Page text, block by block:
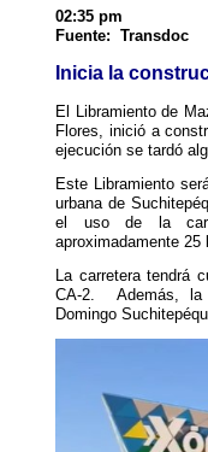
02:35 pm
Fuente: Transdoc
Inicia la
El Libramiento de
Flores, inició a
ejecución se tardó
Este Libramiento
urbana de
el uso de la
aproximadamente 25
La carretera tendrá
CA-2. Además,
Domingo